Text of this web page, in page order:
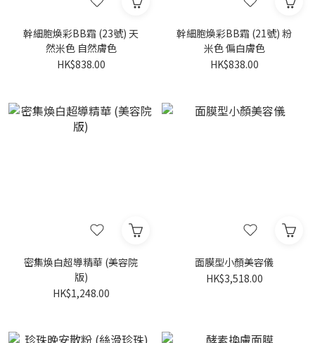
幹細胞煥彩BB霜 (23號) 天
然米色 自然膚色
HK$838.00
幹細胞煥彩BB霜 (21號) 粉
米色 偏白膚色
HK$838.00
密集煥白超導精華 (美容院
版)
HK$1,248.00
面膜型小顏美容儀
HK$3,518.00